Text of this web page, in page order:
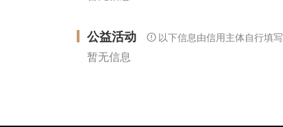
公益活动 以下信息由信用主体自行填写
暂无信息